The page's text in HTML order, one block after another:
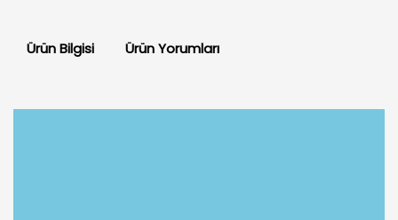
Ürün Bilgisi Ürün Yorumları